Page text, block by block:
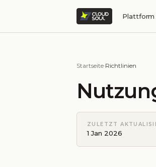
Plattform
Startseite·Richtlinien
ZULETZT
1 Jan 2026